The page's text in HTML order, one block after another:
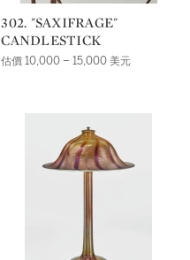
302. "SAXIFRAGE"
CANDLESTICK
估價 10,000 – 15,000 美元